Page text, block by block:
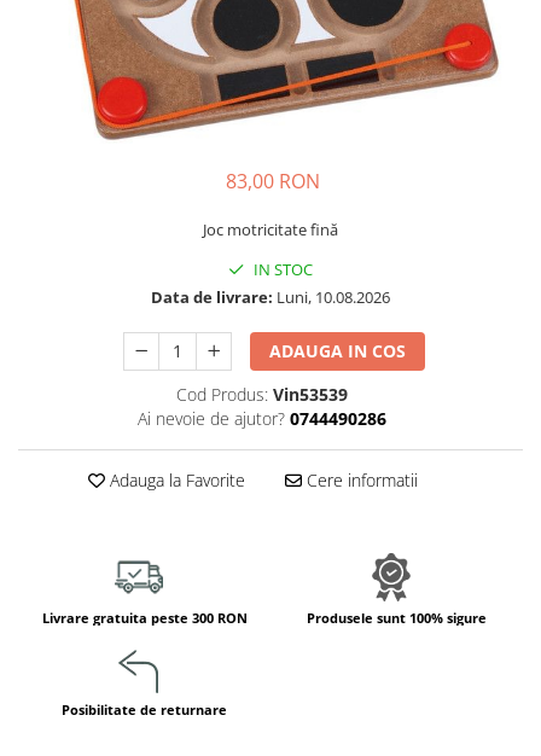
Vopsele
Biciclete si Triciclete
Biciclete Viking Explorer
Amenajări camere senzoriale
Echipamente camere senzoriale
Oferte pentru Camere Senzoriale
Creativitate si indemanare
Cuburi și cărămizi
Jucarii de constructii
Dezvoltare cognitiva
Jocuri matematice
Jucării de sortare
Dezvoltare psihomotrica
83,00 RON
Joc motricitate fină
IN STOC
Data de livrare: Luni, 10.08.2026
ADAUGA IN COS
Cod Produs: Vin53539
Ai nevoie de ajutor? 0744490286
Adauga la Favorite Cere informatii
Livrare gratuita peste 300 RON Produsele sunt 100% sigure
Posibilitate de returnare